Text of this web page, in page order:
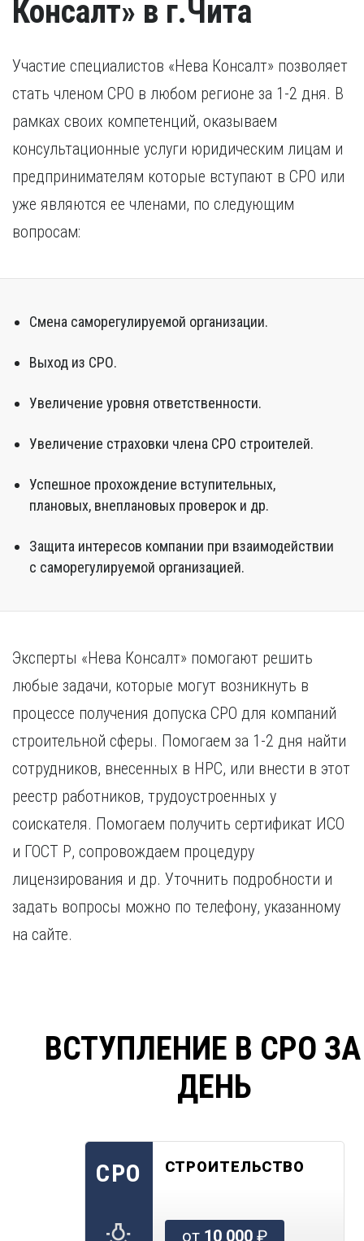
Консалт» в г.Чита
Участие специалистов «Нева Консалт» позволяет
стать членом СРО в любом регионе за 1-2 дня. В
рамках своих компетенций, оказываем
консультационные услуги юридическим лицам и
предпринимателям которые вступают в СРО или
уже являются ее членами, по следующим
вопросам:
Смена саморегулируемой организации.
Выход из СРО.
Увеличение уровня ответственности.
Увеличение страховки члена СРО строителей.
Успешное прохождение вступительных,
плановых, внеплановых проверок и др.
Защита интересов компании при взаимодействии
с саморегулируемой организацией.
Эксперты «Нева Консалт» помогают решить
любые задачи, которые могут возникнуть в
процессе получения допуска СРО для компаний
строительной сферы. Помогаем за 1-2 дня найти
сотрудников, внесенных в НРС, или внести в этот
реестр работников, трудоустроенных у
соискателя. Помогаем получить сертификат ИСО
и ГОСТ Р, сопровождаем процедуру
лицензирования и др. Уточнить подробности и
задать вопросы можно по телефону, указанному
на сайте.
ВСТУПЛЕНИЕ В СРО
ДЕНЬ
СРО СТРОИТЕЛЬСТВО
от 10 000₽